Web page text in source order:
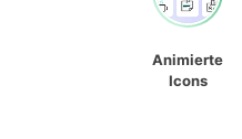
Animierte
Icons